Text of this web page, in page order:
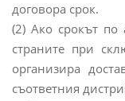
договора срок.
(2) Ако срокът
страните при
организира
съответния